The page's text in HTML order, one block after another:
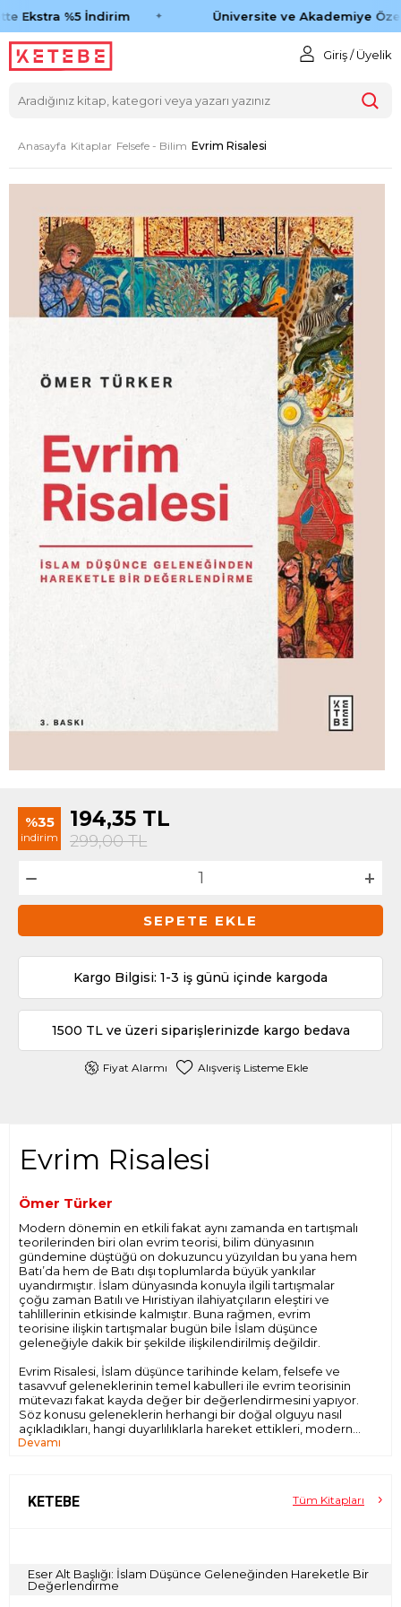
Ekstra %5 İndirim Üniversite ve Akademiye Özel
Giriş / Üyelik
Anasayfa Kitaplar Felsefe - Bilim Evrim Risalesi
%35
indirim
194,35 TL
299,00TL
SEPETE EKLE
Kargo Bilgisi: 1-3 iş günü içinde kargoda
1500 TL ve üzeri siparişlerinizde kargo bedava
Fiyat Alarmı Alışveriş Listeme Ekle
Evrim Risalesi
Ömer Türker
Modern dönemin en etkili fakat aynı zamanda en tartışmalı
teorilerinden biri olan evrim teorisi, bilim dünyasının
gündemine düştüğü on dokuzuncu yüzyıldan bu yana hem
Batı’da hem de Batı dışı toplumlarda büyük yankılar
uyandırmıştır. İslam dünyasında konuyla ilgili tartışmalar
çoğu zaman Batılı ve Hıristiyan ilahiyatçıların eleştiri ve
tahlillerinin etkisinde kalmıştır. Buna rağmen, evrim
teorisine ilişkin tartışmalar bugün bile İslam düşünce
geleneğiyle dakik bir şekilde ilişkilendirilmiş değildir.
Evrim Risalesi, İslam düşünce tarihinde kelam, felsefe ve
tasavvuf geleneklerinin temel kabulleri ile evrim teorisinin
mütevazı fakat kayda değer bir değerlendirmesini yapıyor.
Söz konusu geleneklerin herhangi bir doğal olguyu nasıl
açıkladıkları, hangi duyarlılıklarla hareket ettikleri, modern
açıklamalardan hangi noktalarda farklılaştıkları sorularını ele
literatüre anlamlı bir katkı sağlayan Evrim Risalesi, aynı
Devamı
KETEBE Tüm Kitapları
Eser Alt Başlığı: İslam Düşünce Geleneğinden Hareketle Bir
Değerlendirme